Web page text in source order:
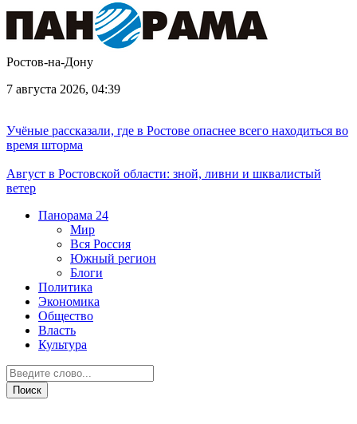
Ростов-на-Дону
7 августа 2026, 04:39
Учёные рассказали, где в Ростове опаснее всего находиться во
время шторма
Август в Ростовской области: зной, ливни и шквалистый
ветер
Панорама 24
Мир
Вся Россия
Южный регион
Блоги
Политика
Экономика
Общество
Власть
Культура